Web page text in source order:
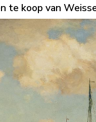
te koop van